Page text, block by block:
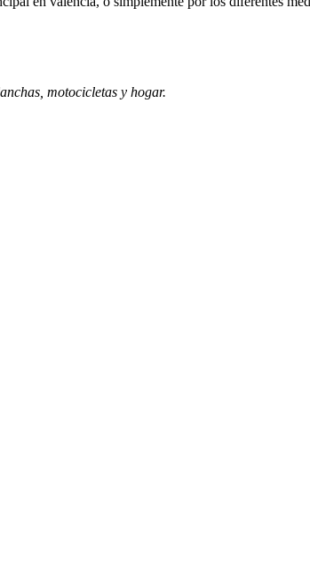
motocicletas y hogar.